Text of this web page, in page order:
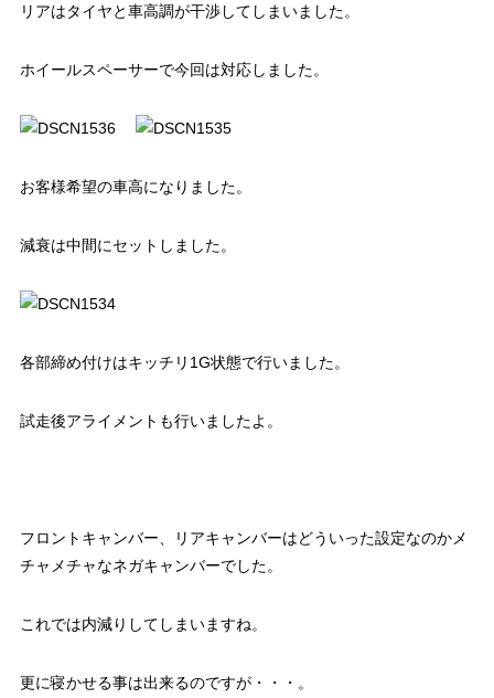
リアはタイヤと車高調が干渉してしまいました。
ホイールスペーサーで今回は対応しました。
お客様希望の車高になりました。
減衰は中間にセットしました。
各部締め付けはキッチリ1G状態で行いました。
試走後アライメントも行いましたよ。
フロントキャンバー、リアキャンバーはどういった設定なのかメ
チャメチャなネガキャンバーでした。
これでは内減りしてしまいますね。
更に寝かせる事は出来るのですが・・・。